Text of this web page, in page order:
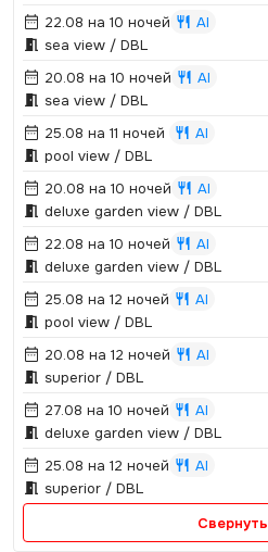
22.08 на 10 ночей
AI
sea view / DBL
20.08 на 10 ночей
AI
sea view / DBL
25.08 на 11 ночей
AI
pool view / DBL
20.08 на 10 ночей
AI
deluxe garden view / DBL
22.08 на 10 ночей
AI
deluxe garden view / DBL
25.08 на 12 ночей
AI
pool view / DBL
20.08 на 12 ночей
AI
superior / DBL
27.08 на 10 ночей
AI
deluxe garden view / DBL
25.08 на 12 ночей
AI
superior / DBL
Свернуть